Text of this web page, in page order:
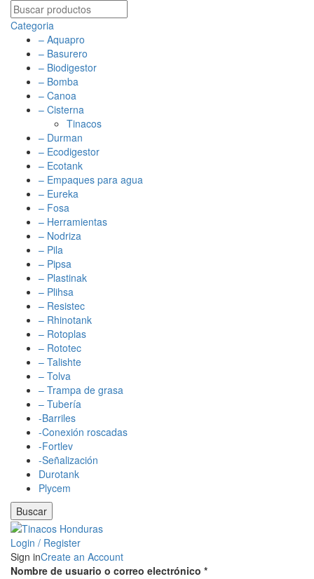
Categoria
– Aquapro
– Basurero
– Biodigestor
– Bomba
– Canoa
– Cisterna
Tinacos
– Durman
– Ecodigestor
– Ecotank
– Empaques para agua
– Eureka
– Fosa
– Herramientas
– Nodriza
– Pila
– Pipsa
– Plastinak
– Plihsa
– Resistec
– Rhinotank
– Rotoplas
– Rototec
– Talishte
– Tolva
– Trampa de grasa
– Tubería
-Barriles
-Conexión roscadas
-Fortlev
-Señalización
Durotank
Plycem
Buscar
Login / Register
Sign inCreate an Account
Nombre de usuario o correo electrónico *